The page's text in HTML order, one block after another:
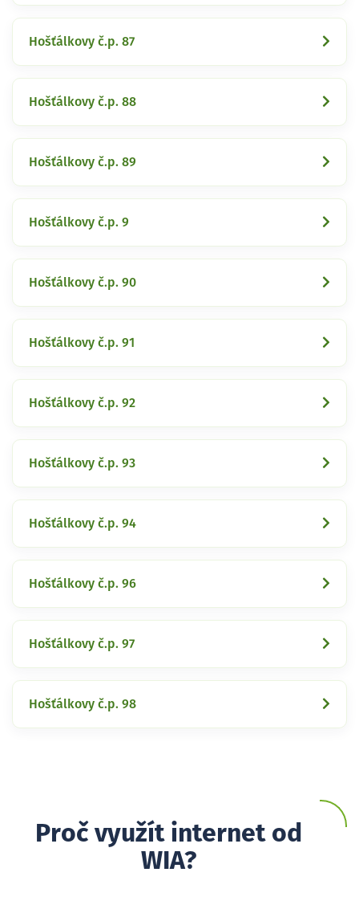
Hošťálkovy č.p. 87
Hošťálkovy č.p. 88
Hošťálkovy č.p. 89
Hošťálkovy č.p. 9
Hošťálkovy č.p. 90
Hošťálkovy č.p. 91
Hošťálkovy č.p. 92
Hošťálkovy č.p. 93
Hošťálkovy č.p. 94
Hošťálkovy č.p. 96
Hošťálkovy č.p. 97
Hošťálkovy č.p. 98
Proč využít internet od
WIA?